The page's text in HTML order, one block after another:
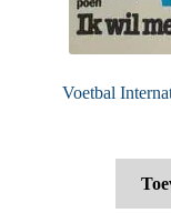
Voetbal